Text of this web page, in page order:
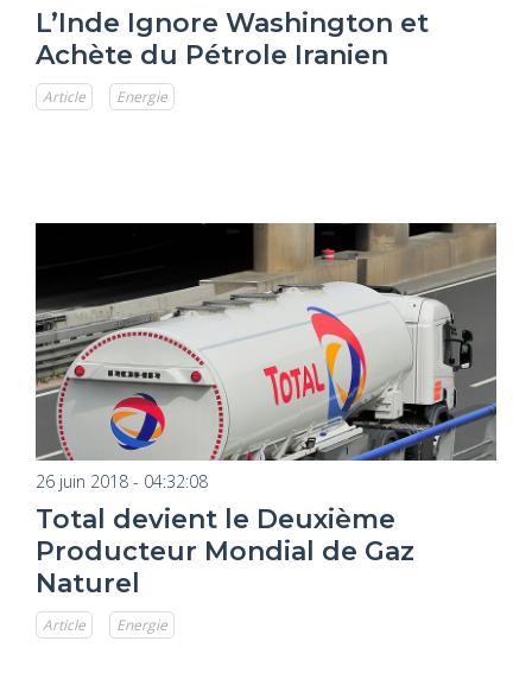
L’Inde Ignore Washington et
Achète du Pétrole Iranien
Article Energie
26 juin 2018 - 04:32:08
Total devient le Deuxième
Producteur Mondial de Gaz
Naturel
Article Energie